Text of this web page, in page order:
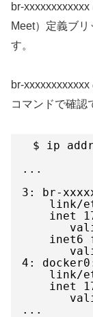
br-
Meet）定義ブ
す。
br-
コマンドで確認
$ ip addr
...
3: br-
link/
inet
inet6
4: docker0:
link/
inet
...